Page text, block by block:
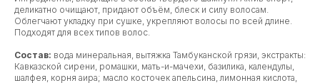
деликатно очищают, придают объём, блеск и силу волосам.
Облегчают укладку при сушке, укрепляют волосы по всей длине.
Подходят для всех типов волос.
Состав: вода минеральная, вытяжка Тамбуканской грязи, экстракты:
Кавказской сирени, ромашки, мать-и-мачехи, базилика, календулы,
шалфея, корня аира; масло косточек апельсина, лимонная кислота,